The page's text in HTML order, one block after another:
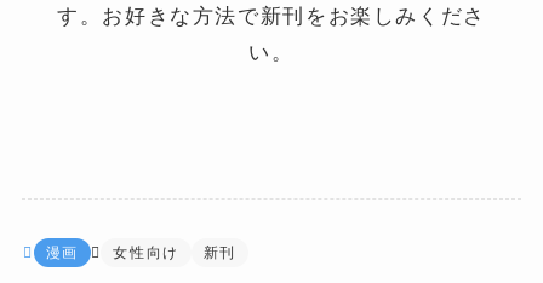
す。お好きな方法で新刊をお楽しみくださ
い。
漫画 女性向け 新刊